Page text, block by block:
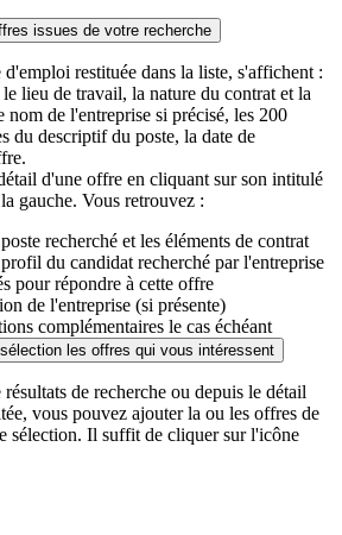
issues de votre recherche
restituée dans la liste, s'affichent :
lieu de travail, la nature du contrat et la
nom de l'entreprise si précisé, les 200
du descriptif du poste, la date de
d'une offre en cliquant sur son intitulé
gauche. Vous retrouvez :
recherché et les éléments de contrat
du candidat recherché par l'entreprise
pour répondre à cette offre
de l'entreprise (si présente)
complémentaires le cas échéant
les offres qui vous intéressent
de recherche ou depuis le détail
vous pouvez ajouter la ou les offres de
sélection. Il suffit de cliquer sur l'icône